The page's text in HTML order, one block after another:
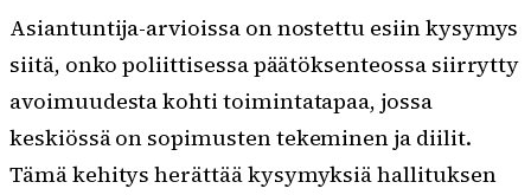
Asiantuntija-arvioissa on nostettu esiin kysymys
siitä, onko poliittisessa päätöksenteossa siirrytty
avoimuudesta kohti toimintatapaa, jossa
keskiössä on sopimusten tekeminen ja diilit.
Tämä kehitys herättää kysymyksiä hallituksen